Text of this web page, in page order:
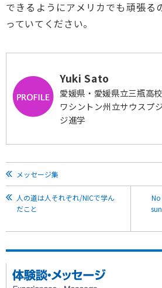
できるようにアメリカでも頑張る
っていてください。
Yuki Sato
愛媛県・愛媛県立三瓶高
ワシントン州立サウスプ
ジ進学
メッセージ集
人の道は人それぞれ/NICで学ん
だこと